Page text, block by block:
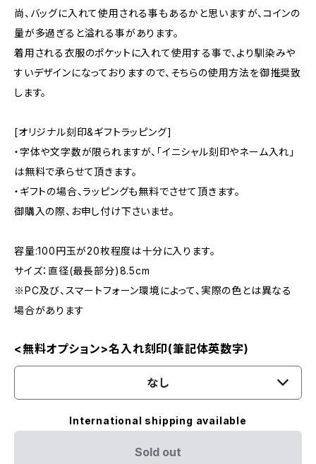
尚、バッグに入れて使用される事もあるかと思いますが、コインの
量が多過ぎると溢れる事があります。
着用される衣服のポケットに入れて使用する事で、より馴染みや
すいデザインになっておりますので、そちらの使用方法を御推奨致
します。
[オリジナル刻印&ギフトラッピング]
・字体や文字数が限られますが、「イニシャル刻印やネーム入れ」
は無料で承らせて頂きます。
・ギフトの場合、ラッピングも無料でさせて頂きます。
御購入の際、お申し付け下さいませ。
容量:100円玉が20枚程度は十分に入ります。
サイズ：直径(最長部分)8.5cm
※PC及び、スマートフォーン環境によって、実際の色とは異なる
場合があります
<無料オプション>名入れ刻印(筆記体英数字)
なし
International shipping available
Sold out